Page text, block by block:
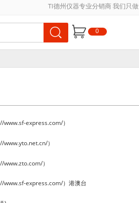
TI德州仪器专业分销商 我们只
0
www.sf-express.com/）
www.yto.net.cn/）
www.zto.com/）
www.sf-express.com/）港澳台